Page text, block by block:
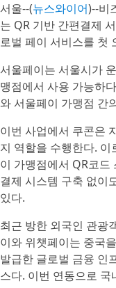
서울--(뉴스와이어)--비
는 QR 기반 간편결제
로벌 페이 서비스를 첫
서울페이는 서울시가
맹점에서 사용 가능하
와 서울페이 가맹점 간
이번 사업에서 쿠콘은
지 역할을 수행한다.
이 가맹점에서 QR코
결제 시스템 구축 없이
있다.
최근 방한 외국인 관광
이와 위챗페이는 중국
발급한 글로벌 금융 인
스다. 이번 연동으로